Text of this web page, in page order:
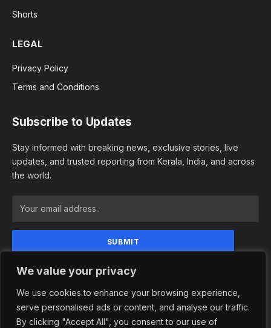
We value your privacy
We use cookies to enhance your browsing experience,
serve personalised ads or content, and analyse our traffic.
By clicking "Accept All", you consent to our use of
Shorts
LEGAL
Privacy Policy
Terms and Conditions
Subscribe to Updates
Stay informed with breaking news, exclusive stories, live
updates, and trusted reporting from Kerala, India, and across
the world.
By signing up, you agree to the our terms and our